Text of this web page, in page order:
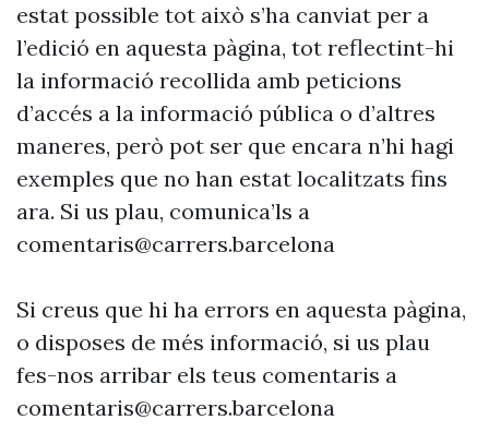
estat possible tot això s’ha canviat per a
l’edició en aquesta pàgina, tot reflectint-hi
la informació recollida amb peticions
d’accés a la informació pública o d’altres
maneres, però pot ser que encara n’hi hagi
exemples que no han estat localitzats fins
ara. Si us plau, comunica’ls a
comentaris@carrers.barcelona
Si creus que hi ha errors en aquesta pàgina,
o disposes de més informació, si us plau
fes-nos arribar els teus comentaris a
comentaris@carrers.barcelona